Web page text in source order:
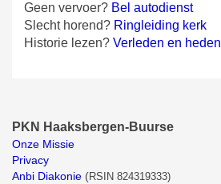
Geen vervoer? Bel autodienst
Slecht horend? Ringleiding kerk
Historie lezen? Verleden en heden
PKN Haaksbergen-Buurse
Onze Missie
Privacy
Anbi Diakonie (RSIN 824319333)